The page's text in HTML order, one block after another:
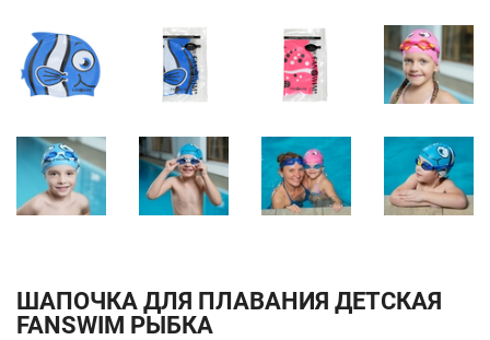
ШАПОЧКА ДЛЯ ПЛАВАНИЯ ДЕТСКАЯ
FANSWIM РЫБКА